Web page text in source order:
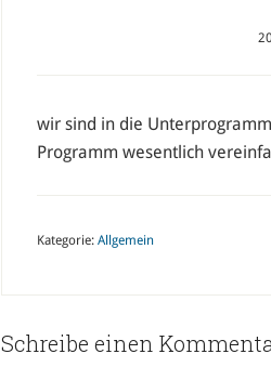
wir sind in die
Programm wesentlich
Kategorie: Allgemein
Schreibe einen